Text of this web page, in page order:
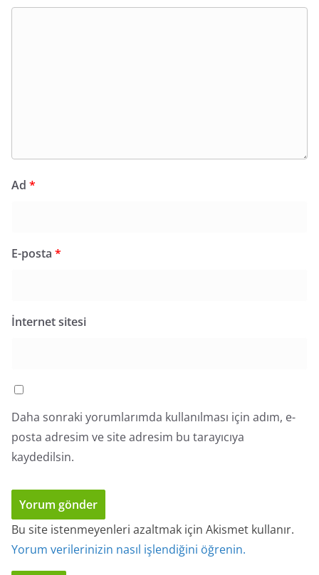
Ad *
E-posta *
İnternet sitesi
Daha sonraki yorumlarımda kullanılması için adım, e-
posta adresim ve site adresim bu tarayıcıya
kaydedilsin.
Bu site istenmeyenleri azaltmak için Akismet kullanır.
Yorum verilerinizin nasıl işlendiğini öğrenin.